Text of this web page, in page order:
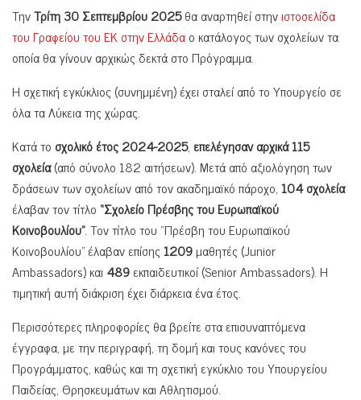
ΤηνΤρίτη 30 Σεπτεμβρίου 2025θα αναρτηθεί στηνιστοσελίδα
του Γραφείου του ΕΚ στην Ελλάδαο κατάλογος των σχολείων τα
οποία θα γίνουν αρχικώς δεκτά στο Πρόγραμμα.
Η σχετική εγκύκλιος (συνημμένη) έχει σταλεί από το Υπουργείο σε
όλα τα Λύκεια της χώρας.
Κατά το σχολικό έτος 2024-2025, επελέγησαν αρχικά 115
σχολεία(από σύνολο 182 αιτήσεων). Μετά από αξιολόγηση των
δράσεων των σχολείων από τον ακαδημαϊκό πάροχο,104 σχολεία
έλαβαν τον τίτλο “Σχολείο Πρέσβης του Ευρωπαϊκού
Κοινοβουλίου”. Τον τίτλο του “Πρέσβη του Ευρωπαϊκού
Κοινοβουλίου” έλαβαν επίσης1209μαθητές (Junior
Ambassadors) και 489εκπαιδευτικοί (Senior Ambassadors). Η
τιμητική αυτή διάκριση έχει διάρκεια ένα έτος.
Περισσότερες πληροφορίες θα βρείτε στα επισυναπτόμενα
έγγραφα, με την περιγραφή, τη δομή και τους κανόνες του
Προγράμματος, καθώς και τη σχετική εγκύκλιο του Υπουργείου
Παιδείας, Θρησκευμάτων και Αθλητισμού.